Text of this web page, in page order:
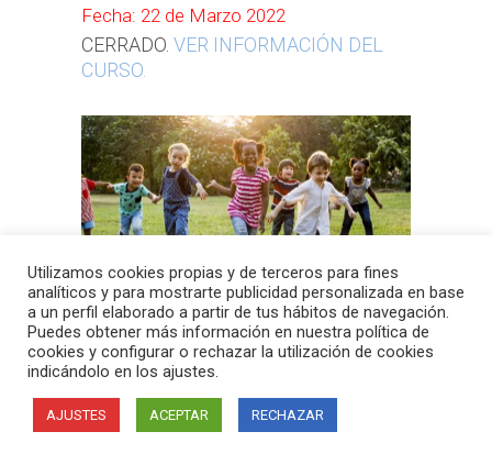
Fecha: 22 de Marzo 2022
CERRADO. VER INFORMACIÓN DEL
CURSO.
CURSO: AUDIOLOGÍA INFANTIL,
3ª EDICIÓN
Fecha: 28 de Febrero 2022
Pendiente de acreditación
Utilizamos cookies propias y de terceros para fines
analíticos y para mostrarte publicidad personalizada en base
a un perfil elaborado a partir de tus hábitos de navegación.
Puedes obtener más información en nuestra política de
cookies y configurar o rechazar la utilización de cookies
indicándolo en los ajustes.
AJUSTES ACEPTAR RECHAZAR